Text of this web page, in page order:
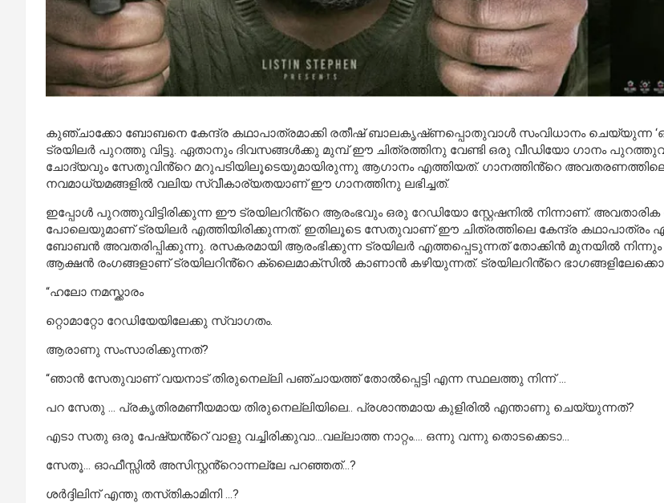
കുഞ്ചാക്കോ ബോബനെ കേന്ദ്ര കഥാപാത്രമാക്കി രതീഷ് ബാലകൃഷ്‌ണപ്പൊതുവാൾ സംവിധാനം ചെയ്യുന്ന
ട്രയിലർ പുറത്തു വിട്ടു. ഏതാനും ദിവസങ്ങൾക്കു മുമ്പ് ഈ ചിത്രത്തിനു വേണ്ടി ഒരു വീഡിയോ ഗാനം
ചോദ്യവും സേതുവിൻ്റെ മറുപടിയിലൂടെയുമായിരുന്നു ആഗാനം എത്തിയത്. ഗാനത്തിൻ്റെ
നവമാധ്യമങ്ങളിൽ വലിയ സ്വീകാര്യതയാണ് ഈ ഗാനത്തിനു ലഭിച്ചത്.
ഇപ്പോൾ പുറത്തുവിട്ടിരിക്കുന്ന ഈ ട്രയിലറിൻ്റെ ആരംഭവും ഒരു റേഡിയോ സ്റ്റേഷനിൽ നിന്നാണ്.
പോലെയുമാണ് ട്രയിലർ എത്തിയിരിക്കുന്നത്. ഇതിലൂടെ സേതുവാണ് ഈ ചിത്രത്തിലെ കേന്ദ്ര
ബോബൻ അവതരിപ്പിക്കുന്നു. രസകരമായി ആരംഭിക്കുന്ന ട്രയിലർ എത്തപ്പെടുന്നത് തോക്കിൻ മുനയിൽ നിന്നും
ആക്ഷൻ രംഗങ്ങളാണ് ട്രയിലറിൻ്റെ ക്ലൈമാക്‌സിൽ കാണാൻ കഴിയുന്നത്. ട്രയിലറിൻ്റെ
“ഹലോ നമസ്ക്കാരം
റ്റൊമാറ്റോ റേഡിയേയിലേക്കു സ്വാഗതം.
ആരാണു സംസാരിക്കുന്നത്?
“ഞാൻ സേതുവാണ് വയനാട് തിരുനെല്ലി പഞ്ചായത്ത് തോൽപ്പെട്ടി എന്ന സ്ഥലത്തു നിന്ന് …
പറ സേതു … പ്രകൃതിരമണീയമായ തിരുനെല്ലിയിലെ.. പ്രശാന്തമായ കുളിരിൽ എന്താണു ചെയ്യുന്നത്?
എടാ സതു ഒരു പേഷ്യൻ്റെ് വാളു വച്ചിരിക്കുവാ…വല്ലാത്ത നാറ്റം…. ഒന്നു വന്നു തൊടക്കെടാ…
സേതൂ… ഓഫീസ്സിൽ അസിസ്റ്റൻ്റൊന്നല്ലേ പറഞ്ഞത്…?
ശർദ്ദിലിന് എന്തു തസ്‌തികാമിനി …?